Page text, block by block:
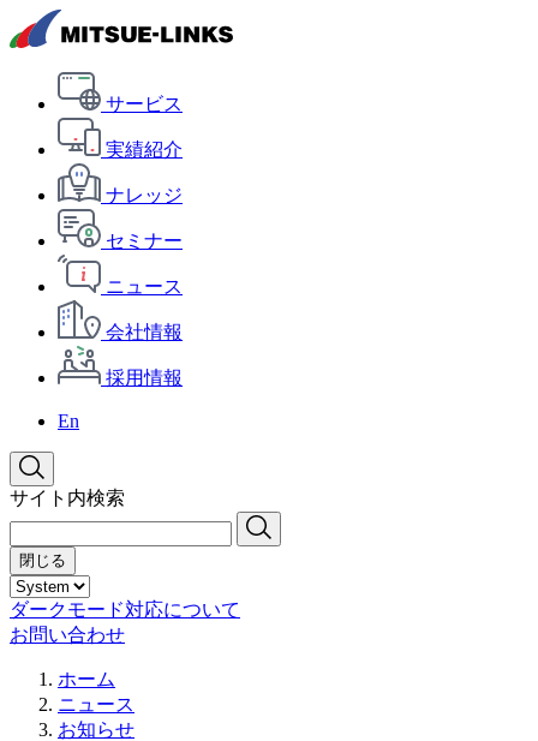
サービス
実績紹介
ナレッジ
セミナー
ニュース
会社情報
採用情報
En
サイト内検索
閉じる
ダークモード対応について
お問い合わせ
ホーム
ニュース
お知らせ